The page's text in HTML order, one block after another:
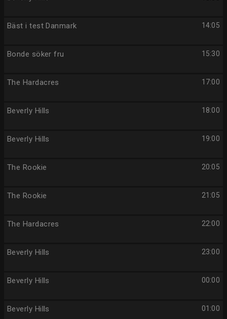
14:05
Bäst i test Danmark
15:30
Bonde söker fru
17:00
The Hardacres
18:00
Beverly Hills
19:00
Beverly Hills
20:05
The Rookie
21:05
The Rookie
22:00
The Hardacres
23:00
Beverly Hills
00:00
Beverly Hills
01:00
Beverly Hills